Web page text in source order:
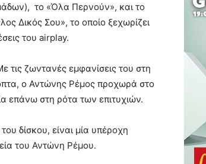
το «Όλα Περνούν», και το
Δικός Σου», το οποίο ξεχωρίζει
του airplay.
ζωντανές εμφανίσεις του στη
ο Αντώνης Ρέμος προχωρά στο
επάνω στη ρότα των επιτυχιών.
δίσκου, είναι μία υπέροχη
του Αντώνη Ρέμου.